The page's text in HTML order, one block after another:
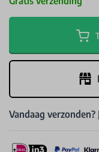
Vandaag verzonden?